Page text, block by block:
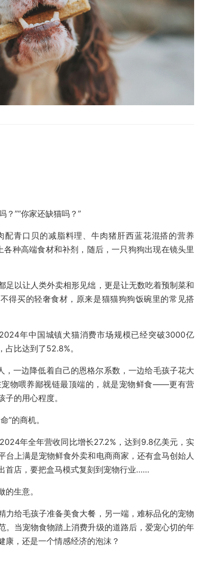
？”“你家还缺猫吗？”
青口贝的减脂料理、牛肉猪肝西蓝花混搭的营养
种高端食材和补剂，随后，一只狗狗出现在镜头里
足以让人类外卖相形见绌，更是让无数吃着预制菜和
得买的轻奢食材，原来是猫猫狗狗饭碗里的常见搭
年中国城镇犬猫消费市场规模已经突破3000亿
比达到了52.8%。
，一边降低着自己的恩格尔系数，一边给毛孩子花大
物喂养鄙视链最顶端的，就是宠物鲜食——更有营
的用心程度。
”的商机。
年全年营收同比增长27.2%，达到9.8亿美元，实
台上满是宠物鲜食外卖和电商商家，还有盒马创始人
首店，要把盒马模式复刻到宠物行业……
生意。
力给毛孩子准备美食大餐，另一端，难标品化的宠物
。当宠物食物踏上消费升级的道路后，爱宠心切的年
康，还是一个情感经济的泡沫？